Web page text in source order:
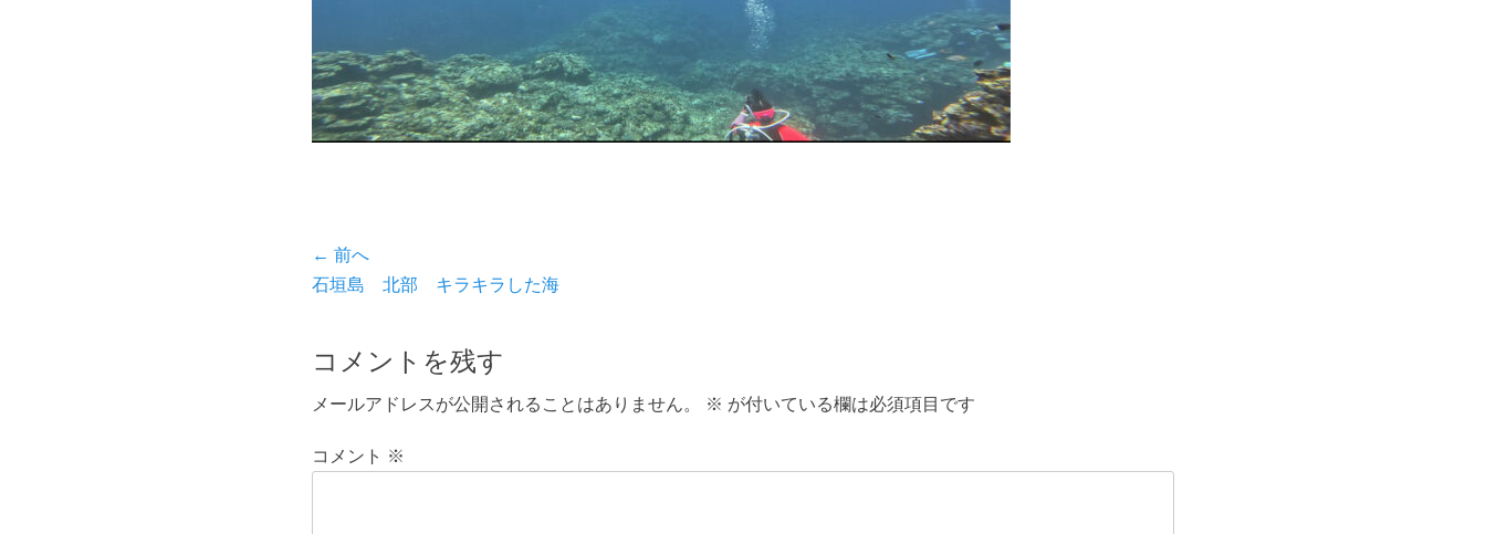
投
稿
ビ
ゲ
ー
← 前へ
前
稿:
石垣島 北部 キラキラした海
コメントを残す
メールアドレスが公開されることはありません。 ※ が付いている欄は必須項目です
コメント ※